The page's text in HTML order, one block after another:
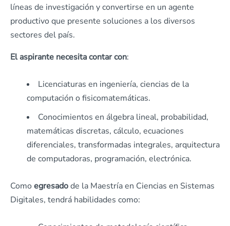
líneas de investigación y convertirse en un agente
productivo que presente soluciones a los diversos
sectores del país.
El aspirante necesita contar con:
Licenciaturas en ingeniería, ciencias de la
computación o fisicomatemáticas.
Conocimientos en álgebra lineal, probabilidad,
matemáticas discretas, cálculo, ecuaciones
diferenciales, transformadas integrales, arquitectura
de computadoras, programación, electrónica.
Como egresadode la Maestría en Ciencias en Sistemas
Digitales, tendrá habilidades como: